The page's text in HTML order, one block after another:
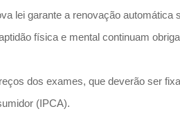
lei garante a renovação
física e mental continuam
dos exames, que deverão ser
(IPCA).